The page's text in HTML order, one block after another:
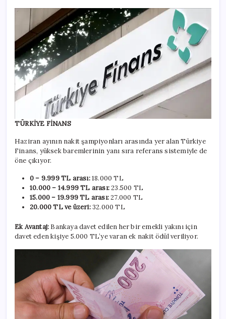
TÜRKİYE FİNANS
Haziran ayının nakit şampiyonları arasında yer alan Türkiye
Finans, yüksek baremlerinin yanı sıra referans sistemiyle de
öne çıkıyor.
0 – 9.999 TL arası:18.000 TL
10.000 – 14.999 TL arası:23.500 TL
15.000 – 19.999 TL arası:27.000 TL
20.000 TL ve üzeri:32.000 TL
Ek Avantaj: Bankaya davet edilen her bir emekli yakını için
davet eden kişiye 5.000 TL’ye varan ek nakit ödül veriliyor.